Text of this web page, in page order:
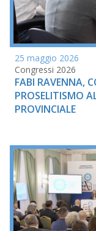
25 maggio 2026
Congressi 2026
FABI RAVENNA,
PROSELITISMO
PROVINCIALE